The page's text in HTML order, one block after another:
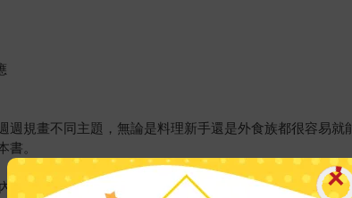
規畫不同主題，無論是料理新手還是外食族都很容易
書。
的料理法